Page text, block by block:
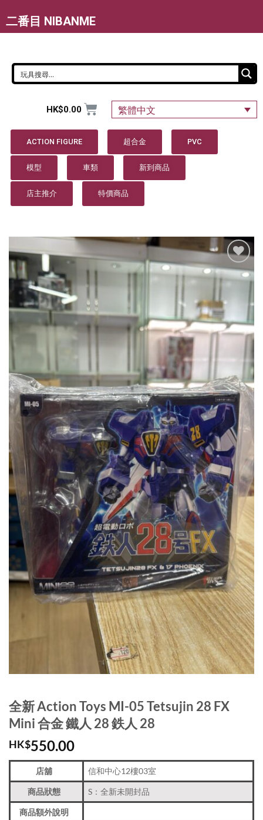
二番目 NIBANME
HK$0.00 繁體中文
ACTION FIGURE 超合金 PVC
模型 車類 新到商品
店主推介 特價商品
全新 Action Toys MI-05 Tetsujin 28 FX
Mini 合金 鐵人 28 鉄人 28
HK$550.00
店舖 信和中心12樓03室
商品狀態 S：全新未開封品
商品額外說明